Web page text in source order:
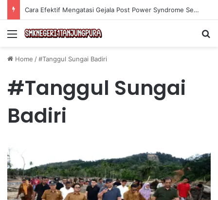
Cara Efektif Mengatasi Gejala Post Power Syndrome Setelah Pensiun Kerja
Menu
Home /#Tanggul Sungai Badiri
#Tanggul Sungai
Badiri